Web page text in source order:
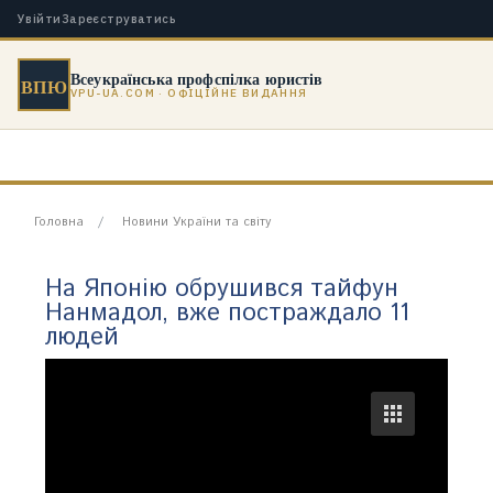
Увійти Зареєструватись
ВПЮВсеукраїнська профспілка юристів
VPU-UA.COM · ОФІЦІЙНЕ ВИДАННЯ
Головна Новини України та світу
На Японію обрушився тайфун
Нанмадол, вже постраждало 11
людей